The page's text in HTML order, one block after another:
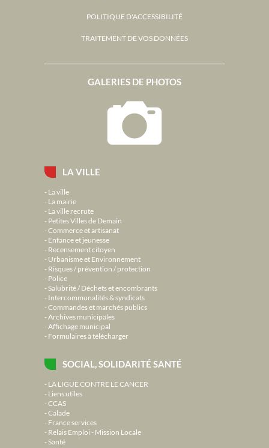
LA VILLE
La ville
La mairie
La ville recrute
Petites Villes de Demain
Commerce et artisanat
Enfance et jeunesse
Recensement citoyen
Urbanisme et Environnement
Risques / prévention / protection
Police
Salubrité / Déchets et encombrants
Intercommunalités & syndicats
Commandes et marchés publics
Archives municipales
Affichage municipal
Formulaires à télécharger
SOCIAL, SOLIDARITÉ SANTÉ
LA LIGUE CONTRE LE CANCER
Liens utiles
CCAS
Calade
France services
Relais Emploi - Mission Locale
Santé
GALERIES DE PHOTOS
POLITIQUE D'ACCESSIBILITÉ
TRAITEMENT DE VOS DONNÉES